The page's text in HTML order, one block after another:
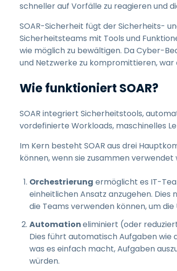
schneller auf Vorfälle zu reagieren und
SOAR-Sicherheit fügt der Sicherheits-
Sicherheitsteams mit Tools und
wie möglich zu bewältigen. Da Cyber-
und Netzwerke zu kompromittieren,
Wie funktioniert SOAR?
SOAR integriert Sicherheitstools,
vordefinierte Workloads, maschinelles
Im Kern besteht SOAR aus drei
können, wenn sie zusammen
Orchestrierung ermöglicht es IT-
einheitlichen Ansatz anzugehen.
die Teams verwenden können, um
Automationeliminiert (oder
Dies führt automatisch Aufgaben wie
was es einfach macht, Aufgaben
würden.